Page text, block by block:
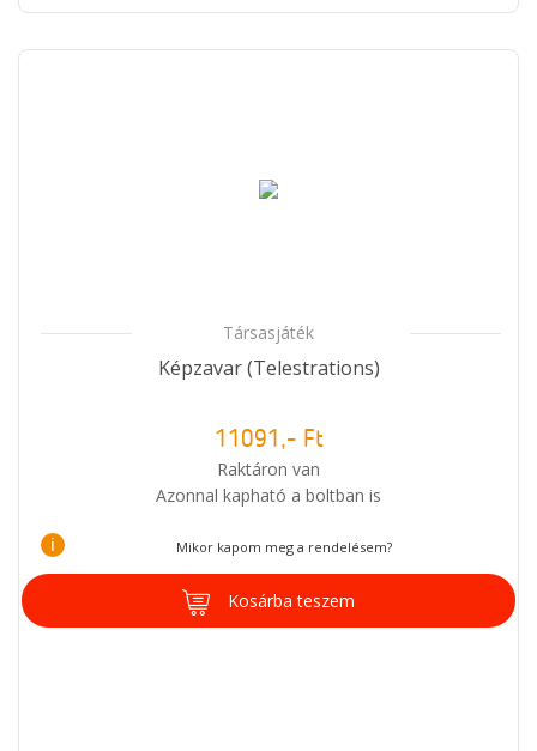
Társasjáték
Képzavar (Telestrations)
11091,- Ft
Raktáron van
Azonnal kapható a boltban is
i Mikor kapom meg a rendelésem?
Kosárba teszem